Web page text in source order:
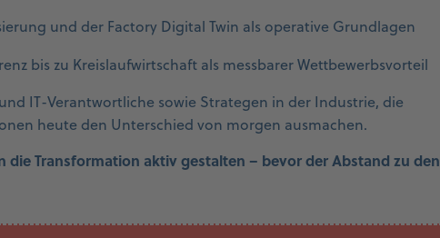
und der Factory Digital Twin als operative Grundlagen
bis zu Kreislaufwirtschaft als messbarer Wettbewerbsvorteil
IT-Verantwortliche sowie Strategen in der Industrie, die
heute den Unterschied von morgen ausmachen.
Transformation aktiv gestalten – bevor der Abstand zu den